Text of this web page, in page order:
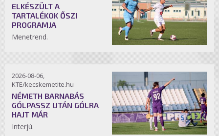
ELKÉSZÜLT A
TARTALÉKOK ŐSZI
PROGRAMJA
Menetrend.
2026-08-06,
KTE/kecskemetite.hu
NÉMETH BARNABÁS
GÓLPASSZ UTÁN GÓLRA
HAJT MÁR
Interjú.